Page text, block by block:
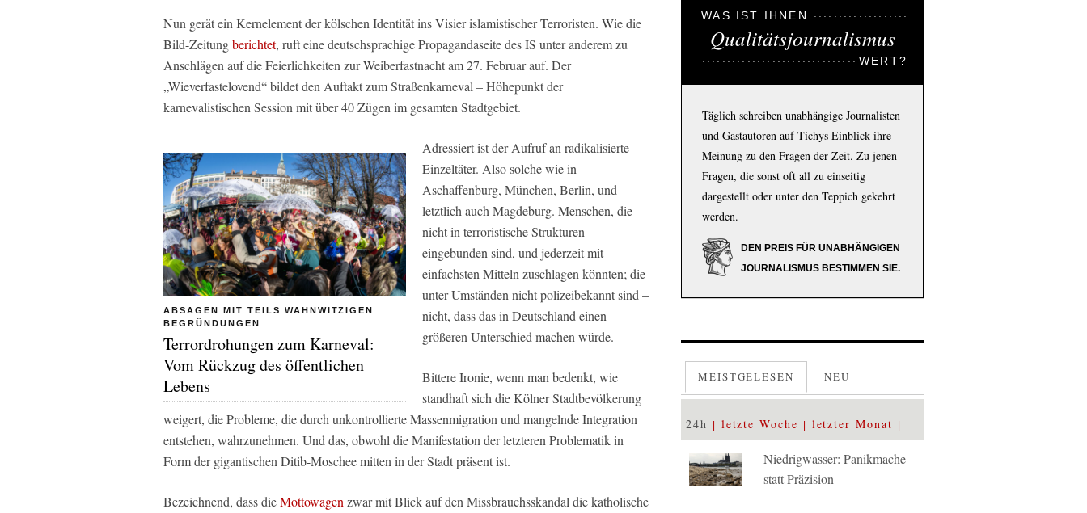
Nun gerät ein Kernelement der kölschen Identität ins Visier islamistischer Terroristen. Wie die
Bild-Zeitungberichtet, ruft eine deutschsprachige Propagandaseite des IS unter anderem zu
Anschlägen auf die Feierlichkeiten zur Weiberfastnacht am 27. Februar auf. Der
„Wieverfastelovend“ bildet den Auftakt zum Straßenkarneval – Höhepunkt der
karnevalistischen Session mit über 40 Zügen im gesamten Stadtgebiet.
ABSAGEN MIT TEILS WAHNWITZIGEN
BEGRÜNDUNGEN
Terrordrohungen zum Karneval:
Vom Rückzug des öffentlichen
Lebens
Adressiert ist der Aufruf an radikalisierte
Einzeltäter. Also solche wie in
Aschaffenburg, München, Berlin, und
letztlich auch Magdeburg. Menschen, die
nicht in terroristische Strukturen
eingebunden sind, und jederzeit mit
einfachsten Mitteln zuschlagen könnten; die
unter Umständen nicht polizeibekannt sind –
nicht, dass das in Deutschland einen
größeren Unterschied machen würde.
Bittere Ironie, wenn man bedenkt, wie
standhaft sich die Kölner Stadtbevölkerung
weigert, die Probleme, die durch unkontrollierte Massenmigration und mangelnde Integration
entstehen, wahrzunehmen. Und das, obwohl die Manifestation der letzteren Problematik in
Form der gigantischen Ditib-Moschee mitten in der Stadt präsent ist.
Bezeichnend, dass dieMottowagen zwar mit Blick auf den Missbrauchsskandal die katholische
WAS IST IHNEN
Qualitätsjournalismus
WERT?
Täglich schreiben unabhängige Journalisten
und Gastautoren auf Tichys Einblick ihre
Meinung zu den Fragen der Zeit. Zu jenen
Fragen, die sonst oft all zu einseitig
dargestellt oder unter den Teppich gekehrt
werden.
DEN PREIS FÜR UNABHÄNGIGEN
JOURNALISMUS BESTIMMEN SIE.
MEISTGELESEN NEU
24h letzte Woche letzter Monat
Niedrigwasser: Panikmache
statt Präzision